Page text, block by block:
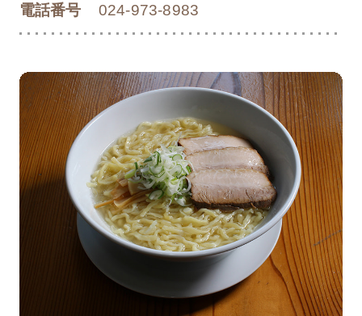
2024/11/01 お知らせ
2024/09/04 お知らせ
「風とロック芋煮会2024」イベント開催に
あたってのお知らせとお願い
2024/08/29 お知らせ
郡山市制施行100周年記念「祝賀花火&100
年夜市」順延のお知らせ
電話番号 024-973-8983